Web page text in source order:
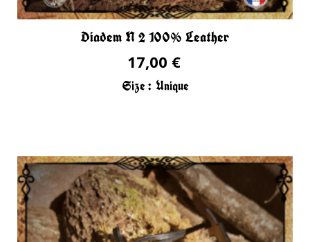
Diadem N 2 100% Leather
17,00 €
Size : Unique